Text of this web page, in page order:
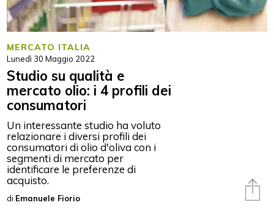
MERCATO ITALIA
Lunedì 30 Maggio 2022
Studio su qualità e
mercato olio: i 4 profili dei
consumatori
Un interessante studio ha voluto
relazionare i diversi profili dei
consumatori di olio d'oliva con i
segmenti di mercato per
identificare le preferenze di
acquisto.
di Emanuele Fiorio